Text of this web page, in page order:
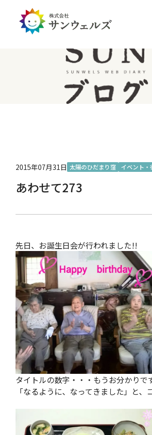
全国 PDハウス
北陸 介護生活のア
企業情報トップ
サステナビリティ
投資家情報トップ
経営情報
2015年07月31日 太陽のひだまり窪 イベント・
あわせて273
先日、お誕生日会が行われました!!
タイトルの数字・・・もうお分かり
「なるように、なってきました」と